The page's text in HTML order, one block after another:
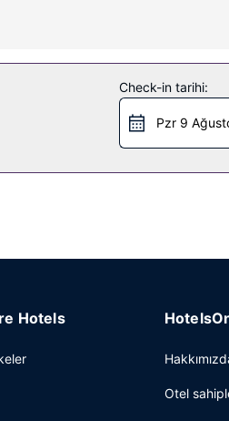
ve 10.30 arasında ücretli
ücretsiz gazete servisi ve kuru
Check-in tarihi:
Pzr 9
Hotels
Otel